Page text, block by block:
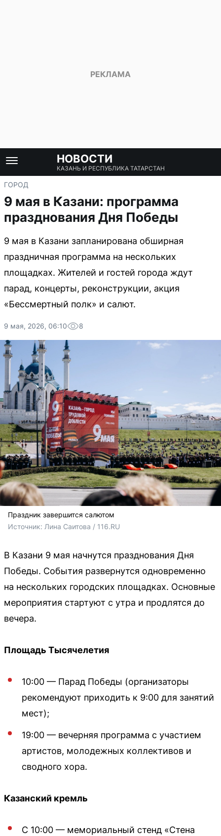
НОВОСТИ
КАЗАНЬ И РЕСПУБЛИКА ТАТАРСТАН
ГОРОД
9 мая в Казани: программа
празднования Дня Победы
9 мая в Казани запланирована обширная
праздничная программа на нескольких
площадках. Жителей и гостей города ждут
парад, концерты, реконструкции, акция
«Бессмертный полк» и салют.
9 мая, 2026, 06:10 8
Праздник завершится салютом
Источник: Лина Саитова / 116.RU
В Казани 9 мая начнутся празднования Дня
Победы. События развернутся одновременно
на нескольких городских площадках. Основные
мероприятия стартуют с утра и продлятся до
вечера.
Площадь Тысячелетия
10:00 — Парад Победы (организаторы
рекомендуют приходить к 9:00 для занятий
мест);
19:00 — вечерняя программа с участием
артистов, молодежных коллективов и
сводного хора.
Казанский кремль
С 10:00 — мемориальный стенд «Стена